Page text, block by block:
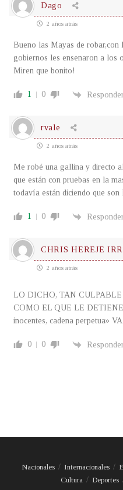
Dago
2 años atrás
Bueno las Mayas de robar,con
gobiernos les ensenaron a los
Miren que bonito!
1 0
rvale
2 años atrás
Me robé una gallina y directo
que están con pruebas en la
todavía están diciendo que
1 0
CHRIS HEREJE
2 años atrás
LO DICHO, TAN
COMO EL QUE LE
inocentes, cadena perpetua»
0 0
Nacionales Internacionales
Cultura
Deportes